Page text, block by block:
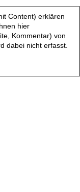
Content) erklären
hier
Kommentar) von
dabei nicht erfasst.